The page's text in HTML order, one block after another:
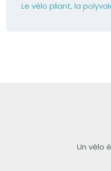
Le vélo pliant, la
Un vélo